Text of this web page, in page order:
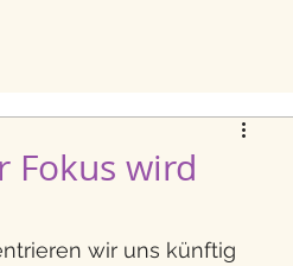
Fokus wird
wir uns künftig